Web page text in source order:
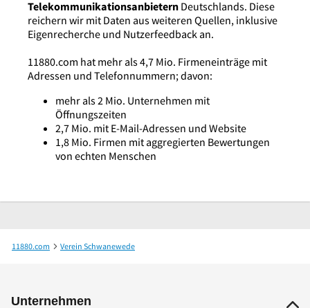
Telekommunikationsanbietern Deutschlands. Diese
reichern wir mit Daten aus weiteren Quellen, inklusive
Eigenrecherche und Nutzerfeedback an.
11880.com hat mehr als 4,7 Mio. Firmeneinträge mit
Adressen und Telefonnummern; davon:
mehr als 2 Mio. Unternehmen mit
Öffnungszeiten
2,7 Mio. mit E-Mail-Adressen und Website
1,8 Mio. Firmen mit aggregierten Bewertungen
von echten Menschen
11880.com
Verein Schwanewede
Unternehmen